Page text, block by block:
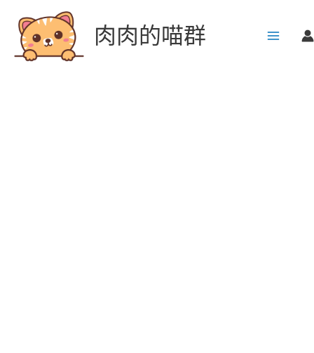
肉肉的喵群